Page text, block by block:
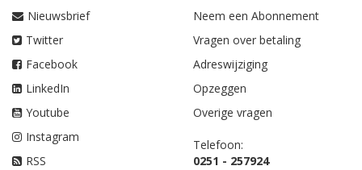
Nieuwsbrief
Twitter
Facebook
LinkedIn
Youtube
Instagram
RSS
Neem een Abonnement
Vragen over betaling
Adreswijziging
Opzeggen
Overige vragen
Telefoon:
0251 - 257924